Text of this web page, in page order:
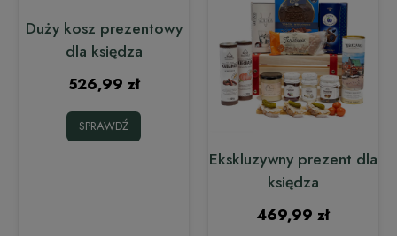
Duży kosz prezentowy
dla księdza
526,99 zł
SPRAWDŹ
Ekskluzywny prezent dla
księdza
469,99 zł